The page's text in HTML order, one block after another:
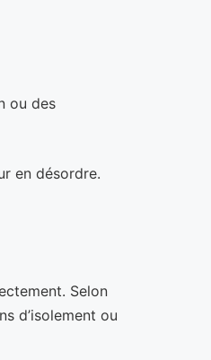
ou des
en désordre.
Selon
d’isolement ou